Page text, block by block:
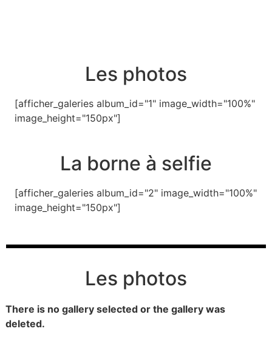
Les photos
[afficher_galeries album_id="1" image_width="100%"
image_height="150px"]
La borne à selfie
[afficher_galeries album_id="2" image_width="100%"
image_height="150px"]
Les photos
There is no gallery selected or the gallery was
deleted.